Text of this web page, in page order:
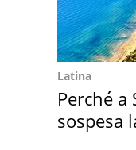
Latina
Perché a
sospesa